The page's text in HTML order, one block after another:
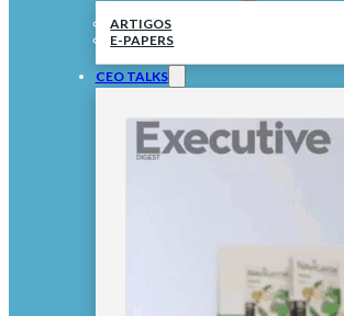
ARTIGOS
E-PAPERS
CEO TALKS